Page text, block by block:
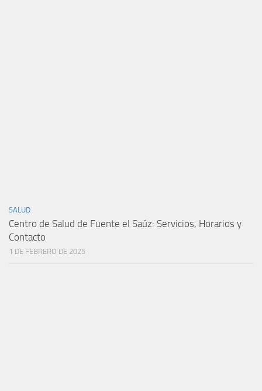
SALUD
Centro de Salud de Fuente el Saúz: Servicios, Horarios y
Contacto
1 DE FEBRERO DE 2025